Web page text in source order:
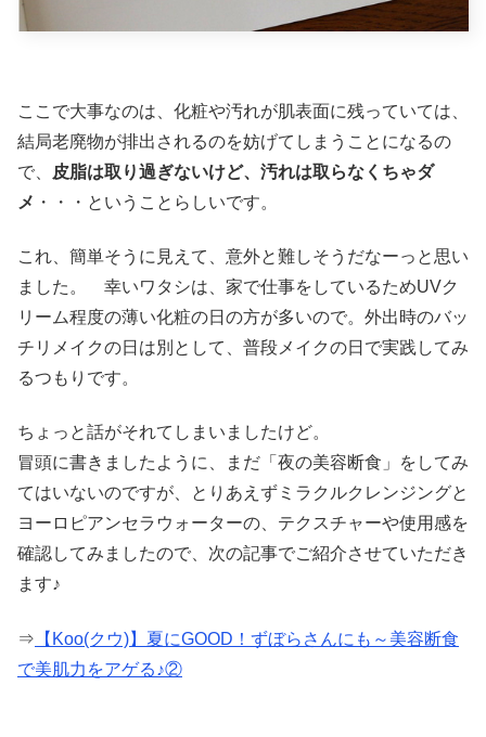
ここで大事なのは、化粧や汚れが肌表面に残っていては、
結局老廃物が排出されるのを妨げてしまうことになるの
で、
皮脂は取り過ぎないけど、汚れは取らなくちゃダ
メ ・・・ということらしいです。
これ、簡単そうに見えて、意外と難しそうだなーっと思い
ました。 幸いワタシは、家で仕事をしているためUVク
リーム程度の薄い化粧の日の方が多いので。外出時のバッ
チリメイクの日は別として、普段メイクの日で実践してみ
るつもりです。
ちょっと話がそれてしまいましたけど。
冒頭に書きましたように、まだ「夜の美容断食」をしてみ
てはいないのですが、とりあえずミラクルクレンジングと
ヨーロピアンセラウォーターの、テクスチャーや使用感を
確認してみましたので、次の記事でご紹介させていただき
ます♪
⇒ 【Koo(クウ)】夏にGOOD！ずぼらさんにも～美容断食
で美肌力をアゲる♪②